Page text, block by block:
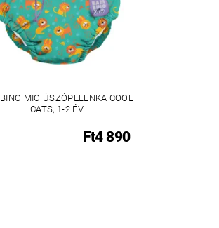
MIO ÚSZÓPELENKA COOL
CATS, 1-2 ÉV
Ft4 890